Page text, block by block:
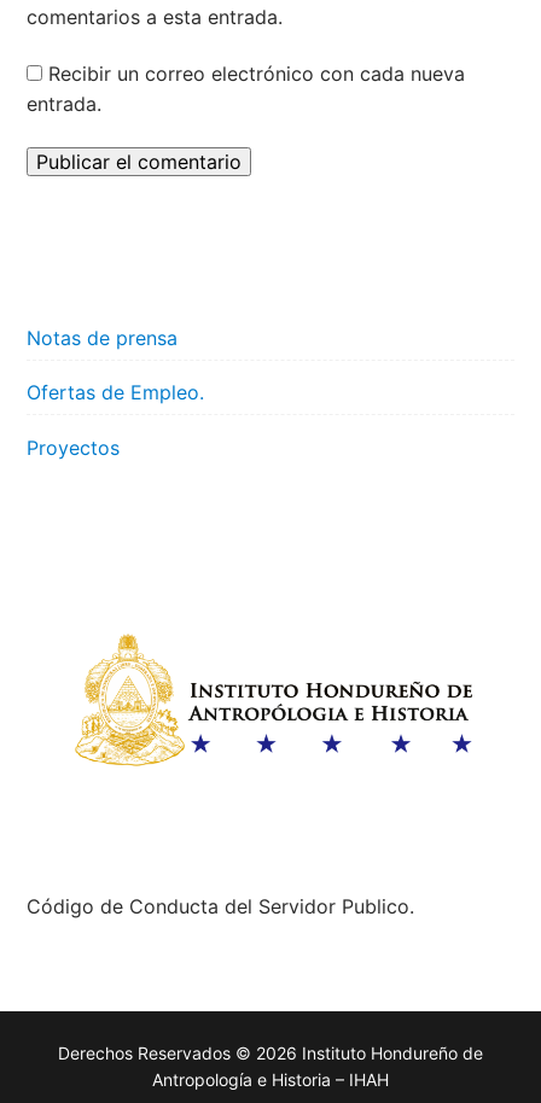
comentarios a esta entrada.
Recibir un correo electrónico con cada nueva
entrada.
Notas de prensa
Ofertas de Empleo.
Proyectos
Código de Conducta del Servidor Publico.
Derechos Reservados © 2026 Instituto Hondureño de
Antropología e Historia – IHAH